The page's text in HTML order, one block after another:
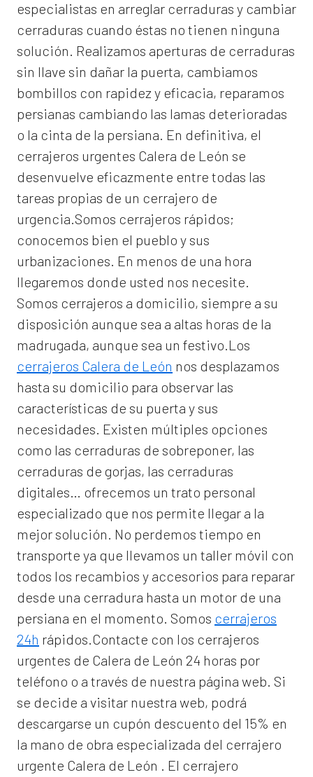
especialistas en arreglar cerraduras y cambiar
cerraduras cuando éstas no tienen ninguna
solución. Realizamos aperturas de cerraduras
sin llave sin dañar la puerta, cambiamos
bombillos con rapidez y eficacia, reparamos
persianas cambiando las lamas deterioradas
o la cinta de la persiana. En definitiva, el
cerrajeros urgentes Calera de León se
desenvuelve eficazmente entre todas las
tareas propias de un cerrajero de
urgencia.Somos cerrajeros rápidos;
conocemos bien el pueblo y sus
urbanizaciones. En menos de una hora
llegaremos donde usted nos necesite.
Somos cerrajeros a domicilio, siempre a su
disposición aunque sea a altas horas de la
madrugada, aunque sea un festivo.Los
cerrajeros Calera de León nos desplazamos
hasta su domicilio para observar las
características de su puerta y sus
necesidades. Existen múltiples opciones
como las cerraduras de sobreponer, las
cerraduras de gorjas, las cerraduras
digitales… ofrecemos un trato personal
especializado que nos permite llegar a la
mejor solución. No perdemos tiempo en
transporte ya que llevamos un taller móvil con
todos los recambios y accesorios para reparar
desde una cerradura hasta un motor de una
persiana en el momento. Somos cerrajeros
24h rápidos.Contacte con los cerrajeros
urgentes de Calera de León 24 horas por
teléfono o a través de nuestra página web. Si
se decide a visitar nuestra web, podrá
descargarse un cupón descuento del 15% en
la mano de obra especializada del cerrajero
urgente Calera de León . El cerrajero